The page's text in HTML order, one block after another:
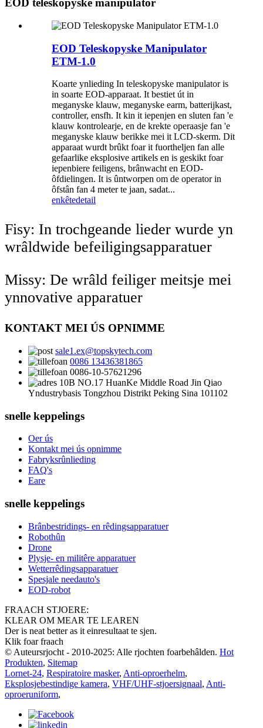
EOD teleskopyske manipulator
EOD Teleskopyske Manipulator
ETM-1.0
Koarte ynlieding In teleskopyske manipulator is
in soarte EOD-apparaat. It bestiet út in
meganyske klauw, meganyske earm, batterijkast,
controller, ensfh. It kin it iepenjen en sluten fan 'e
klauw kontrolearje, en de krekte operaasje fan 'e
meganyske klauw berikke mei it LCD-skerm. Dit
apparaat wurdt brûkt foar it fuortheljen fan alle
gefaarlike eksplosive artikels en is geskikt foar
iepenbiere feiligens, brânwacht en EOD-
ôfdielingen. It is ûntworpen om de operator in
ôfstân fan 4 meter te jaan, sadat...
enkêtedetail
Fisy: In trochgeande lieder wurde yn
wrâldwide befeiligingsapparatuer
Missy: De wrâld feiliger meitsje mei
ynnovative apparatuer
KONTAKT MEI ÚS OPNIMME
sale1.ex@topskytech.com
0086 13436381865
0086-10-57621296
10B NO.17 HuanKe Middle Road Jin Qiao
Yndustrybasis Tongzhou Distrikt Peking Sina 101102
snelle keppelings
Oer ús
Kontakt mei ús opnimme
Fabryksrûnlieding
FAQ's
Eare
snelle keppelings
Brânbestridings- en rêdingsapparatuer
Robothûn
Drone
Plysje- en militêre apparatuer
Wetterrêdingsapparatuer
Spesjale needauto's
EOD-robot
FRAACH STJOERE:
KLEAR OM MEAR TE LEAREN
Der is neat better as it einresultaat te sjen.
Klik foar fraach
© Auteursrjocht - 2010-2025: Alle rjochten foarbehâlden. Hot
Produkten, Sitemap
Lornet-24, Respiratoire masker, Anti-oproerhelm,
Eksplosjebestindige kamera, VHF/UHF-stjoersignaal, Anti-
oproeruniform,